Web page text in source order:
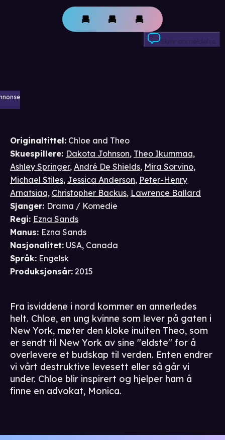
Skriv anmeldelse
Originaltittel: Chloe and Theo
Skuespillere: Dakota Johnson, Theo Ikummaq,
Ashley Springer, André De Shields, Mira Sorvino,
Michael Stiles, Jessica Anderson, Peter-Henry
Arnatsiaq, Christopher Backus, Lawrence Ballard
Sjanger: Drama / Komedie
Regi: Ezna Sands
Manus: Ezna Sands
Nasjonalitet: USA, Canada
Språk: Engelsk
Produksjonsår: 2015
Fra isviddene i nord kommer en annerledes
helt. Chloe, en ung kvinne som lever på gaten i
New York, møter den kloke inuiten Theo, som
er sendt til New York av sine ''eldste'' for å
overlevere et budskap til verden. Enten endrer
vi vårt destruktive levesett eller så går vi
under. Chloe blir inspirert og hjelper ham å
finne en advokat, Monica.